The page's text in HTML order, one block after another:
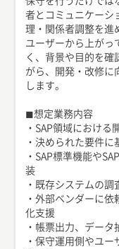
者とコミュニケーシ
理・関係者調整を進
ユーザーから上がっ
く、背景や目的を確
がら、開発・改修に
します。
◼︎想定業務内容
・SAP領域における
・決められた要件
・SAP標準機能や
装
・既存システムの調
・外部ベンダーに
化支援
・帳票出力、デー
・保守運用側やユ